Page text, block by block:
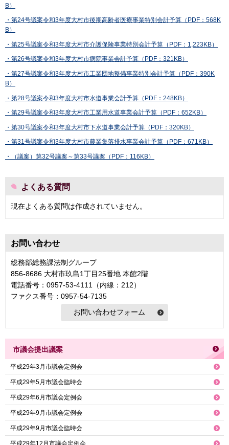
B）
・第24号議案令和3年度大村市後期高齢者医療事業特別会計予算（PDF：568K
B）
・第25号議案令和3年度大村市介護保険事業特別会計予算（PDF：1,223KB）
・第26号議案令和3年度大村市病院事業会計予算（PDF：321KB）
・第27号議案令和3年度大村市工業団地整備事業特別会計予算（PDF：390K
B）
・第28号議案令和3年度大村市水道事業会計予算（PDF：248KB）
・第29号議案令和3年度大村市工業用水道事業会計予算（PDF：652KB）
・第30号議案令和3年度大村市下水道事業会計予算（PDF：320KB）
・第31号議案令和3年度大村市農業集落排水事業会計予算（PDF：671KB）
・（議案）第32号議案～第33号議案（PDF：116KB）
よくある質問
現在よくある質問は作成されていません。
お問い合わせ
総務部総務課法制グループ
856-8686 大村市玖島1丁目25番地 本館2階
電話番号：0957-53-4111（内線：212）
ファクス番号：0957-54-7135
市議会提出議案
平成29年3月市議会定例会
平成29年5月市議会臨時会
平成29年6月市議会定例会
平成29年9月市議会定例会
平成29年9月市議会臨時会
平成29年12月市議会定例会